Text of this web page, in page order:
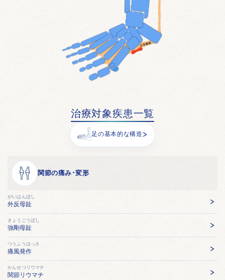
治療対象疾患一覧
足の基本的な構造
関節の痛み･変形
がいはんぼし
外反母趾
きょうごうぼし
強剛母趾
つうふうほっさ
痛風発作
かんせつリウマチ
関節リウマチ